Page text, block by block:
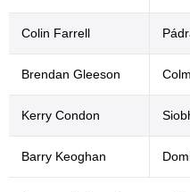
Colin Farrell
Brendan Gleeson Colm
Kerry Condon
Barry Keoghan